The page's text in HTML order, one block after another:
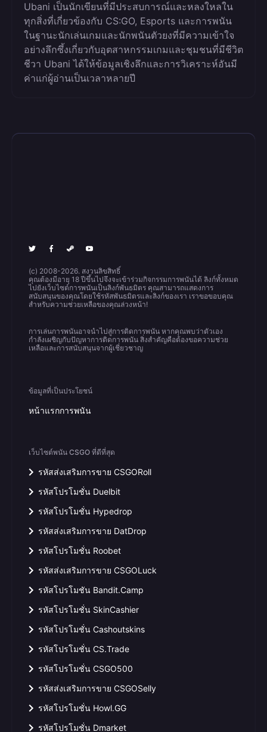
Ubani เป็นนักเขียนที่มีประสบการณ์และหลงใหลใน
ทุกสิ่งที่เกี่ยวข้องกับ CS:GO, Esports และการพนัน
ในฐานะนักเล่นเกมและนักพนันตัวยงที่มีความเข้าใจ
อย่างลึกซึ้งเกี่ยวกับอุตสาหกรรมเกมและชุมชนที่มีชีวิต
ชีวา Ubani ได้ให้ข้อมูลเชิงลึกและการวิเคราะห์อันมี
ค่าแก่ผู้อ่านเป็นเวลาหลายปี
(c) 2008-2026. สงวนลิขสิทธิ์
คุณต้องมีอายุ 18 ปีขึ้นไปจึงจะเข้าร่วมกิจกรรมการพนันได้ ลิงก์ทั้งหมด
ไปยังเว็บไซต์การพนันเป็นลิงก์พันธมิตร คุณสามารถแสดงการ
สนับสนุนของคุณโดยใช้รหัสพันธมิตรและลิงก์ของเรา เราขอขอบคุณ
สำหรับความช่วยเหลือของคุณล่วงหน้า!
การเล่นการพนันอาจนำไปสู่การติดการพนัน หากคุณพบว่าตัวเอง
กำลังเผชิญกับปัญหาการติดการพนัน สิ่งสำคัญคือต้องขอความช่วย
เหลือและการสนับสนุนจากผู้เชี่ยวชาญ
เว็บไซต์พนัน CSGO ที่ดีที่สุด
รหัสส่งเสริมการขาย CSGORoll
รหัสโปรโมชั่น Duelbit
รหัสโปรโมชั่น Hypedrop
รหัสส่งเสริมการขาย DatDrop
รหัสโปรโมชั่น Roobet
รหัสส่งเสริมการขาย CSGOLuck
รหัสโปรโมชัน Bandit.Camp
รหัสโปรโมชั่น SkinCashier
รหัสโปรโมชั่น Cashoutskins
รหัสโปรโมชั่น CS.Trade
รหัสโปรโมชั่น CSGO500
รหัสส่งเสริมการขาย CSGOSelly
รหัสโปรโมชั่น Howl.GG
รหัสโปรโมชั่น Dmarket
ข้อมูลที่เป็นประโยชน์
หน้าแรกการพนัน